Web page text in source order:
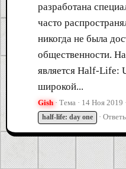
разработана
часто
никогда не была
общественности.
является Half-Life:
широкой...
Gish Тема 14 Ноя 2019
half-life: day one